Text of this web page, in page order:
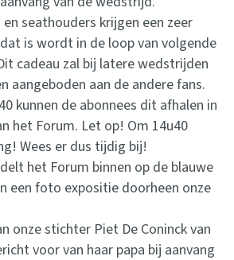
en seathouders krijgen een zeer
is wordt in de loop van volgende
cadeau zal bij latere wedstrijden
aangeboden aan de andere fans.
kunnen de abonnees dit afhalen in
het Forum. Let op! Om 14u40
Wees er dus tijdig bij!
het Forum binnen op de blauwe
een foto expositie doorheen onze
onze stichter Piet De Coninck van
voor van haar papa bij aanvang